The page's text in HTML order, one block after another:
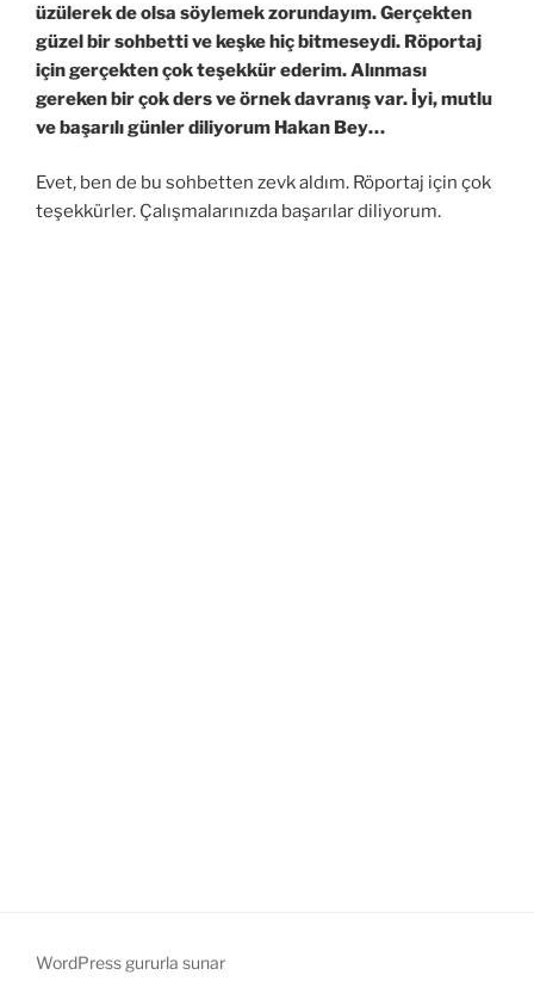
üzülerek de olsa söylemek zorundayım. Gerçekten
güzel bir sohbetti ve keşke hiç bitmeseydi. Röportaj
için gerçekten çok teşekkür ederim. Alınması
gereken bir çok ders ve örnek davranış var. İyi, mutlu
ve başarılı günler diliyorum Hakan Bey…
Evet, ben de bu sohbetten zevk aldım. Röportaj için çok
teşekkürler. Çalışmalarınızda başarılar diliyorum.
WordPress gururla sunar